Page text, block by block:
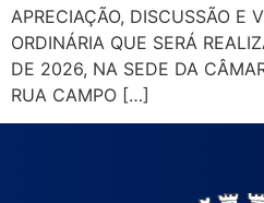
APRECIAÇÃO, DISCUSSÃO E
ORDINÁRIA QUE SERÁ
DE 2026, NA SEDE DA
RUA CAMPO […]